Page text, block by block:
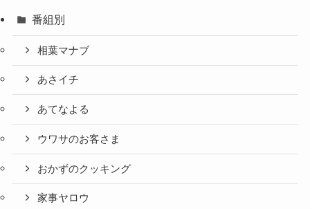
番組別
相葉マナブ
あさイチ
あてなよる
ウワサのお客さま
おかずのクッキング
家事ヤロウ